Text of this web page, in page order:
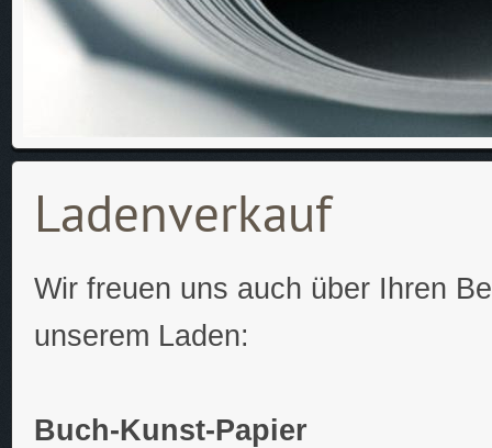
Ladenverkauf
Wir freuen uns auch über Ihren
unserem Laden:
Buch-Kunst-Papier